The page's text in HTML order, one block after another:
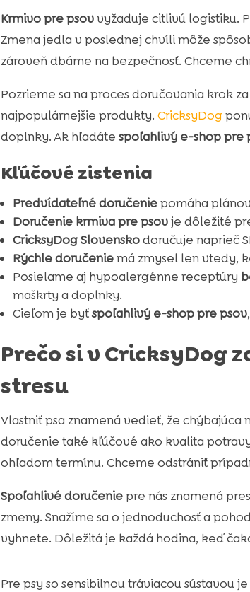
Krmivo pre psovvyžaduje citlivú logistiku.
Zmena jedla v poslednej chvíli môže
zároveň dbáme na bezpečnosť. Chceme
Pozrieme sa na proces doručovania krok
najpopulárnejšie produkty. CricksyDog
doplnky. Ak hľadáte spoľahlivý e-shop pre
Kľúčové zistenia
Predvídateľné doručeniepomáha
Doručenie krmiva pre psovje dôležité
CricksyDog Slovenskodoručuje naprieč
Rýchle doručeniemá zmysel len vtedy,
Posielame aj hypoalergénne receptúry
maškrty a doplnky.
Cieľom je byťspoľahlivý e-shop pre psov
Prečo si v CricksyDog
stresu
Vlastniť psa znamená vedieť, že chýbajúca
doručenie také kľúčové ako kvalita
ohľadom termínu. Chceme odstrániť
Spoľahlivé doručeniepre nás znamená
zmeny. Snažíme sa o jednoduchosť a
vyhnete. Dôležitá je každá hodina, keď
Pre psy so sensibilnou tráviacou sústavou